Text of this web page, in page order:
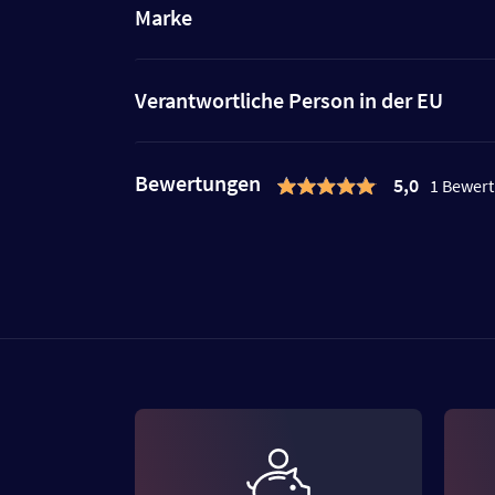
Marke
Verantwortliche Person in der EU
Bewertungen 5,0 1